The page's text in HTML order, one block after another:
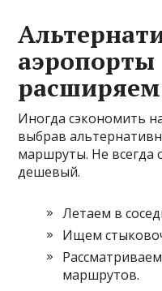
Иногда сэкономить
выбрав
маршруты. Не всегда
дешевый.
Летаем в
Ищем
маршрутов.